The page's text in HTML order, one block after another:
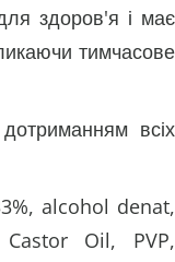
здоров'я і має
тимчасове
всіх
alcohol denat,
Oil, PVP,